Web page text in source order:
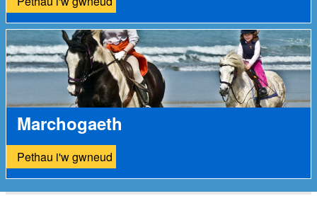
Marchogaeth
Pethau i'w gwneud